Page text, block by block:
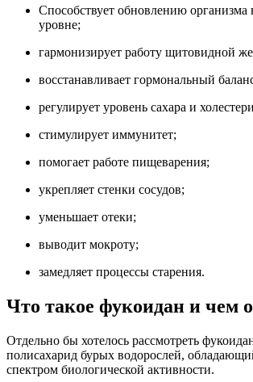
Способствует обновлению организма
уровне;
гармонизирует работу щитовидной
восстанавливает гормональный
регулирует уровень сахара и
стимулирует иммунитет;
помогает работе пищеварения;
укрепляет стенки сосудов;
уменьшает отеки;
выводит мокроту;
замедляет процессы старения.
Что такое фукоидан и чем
Отдельно бы хотелось рассмотреть
полисахарид бурых водорослей,
спектром биологической активности.